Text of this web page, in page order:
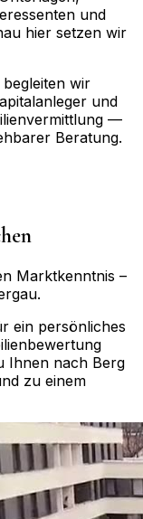
und
hier setzen wir
begleiten wir
und
—
Beratung.
Marktkenntnis –
.
ein persönliches
Ihnen nach Berg
zu einem